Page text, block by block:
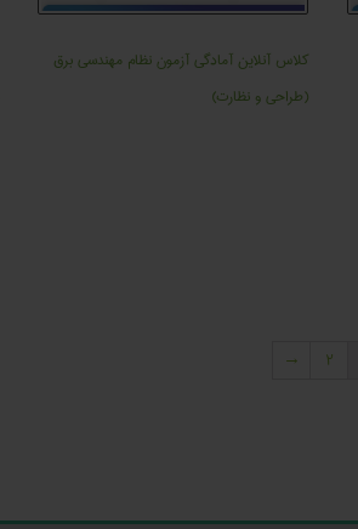
کلاس آنلاین آمادگی آزمون نظام مهندسی برق
(طراحی و نظارت)
2
→